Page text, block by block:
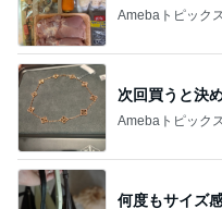
Amebaトピックス
次回買うと決
Amebaトピックス
何度もサイズ